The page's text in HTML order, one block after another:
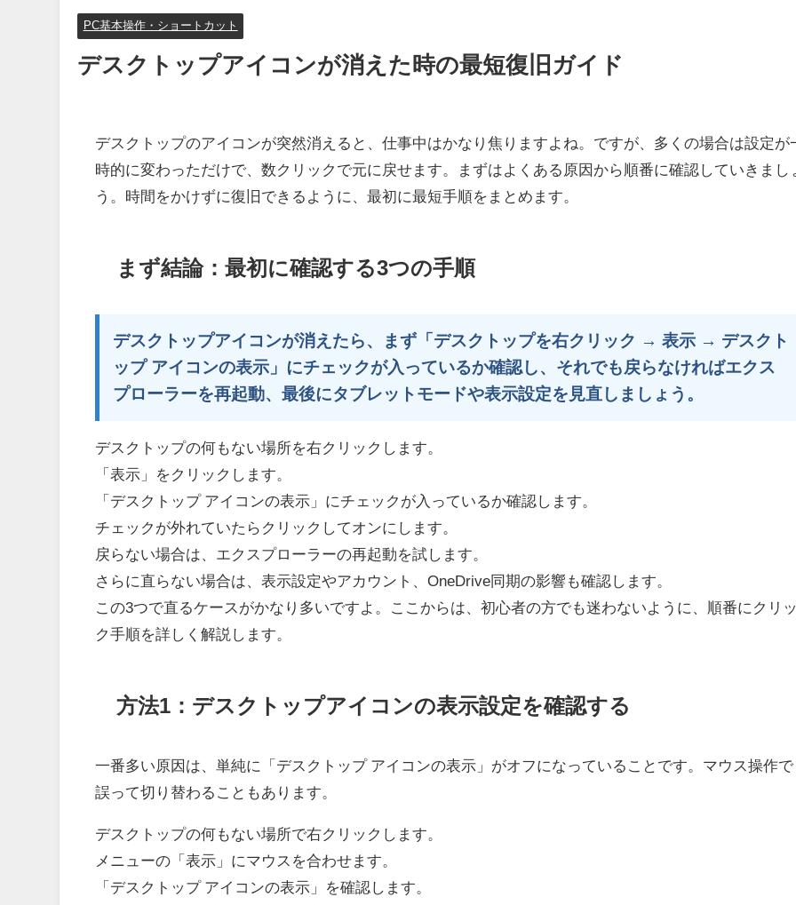
PC基本操作・ショートカット
デスクトップアイコンが消えた時の最短復旧ガイド
デスクトップのアイコンが突然消えると、仕事中はかなり焦りますよね。ですが、多くの場合は設定が
時的に変わっただけで、数クリックで元に戻せます。まずはよくある原因から順番に確認していきまし
う。時間をかけずに復旧できるように、最初に最短手順をまとめます。
まず結論：最初に確認する3つの手順
デスクトップアイコンが消えたら、まず「デスクトップを右クリック → 表示 → デスクト
ップ アイコンの表示」にチェックが入っているか確認し、それでも戻らなければエクス
プローラーを再起動、最後にタブレットモードや表示設定を見直しましょう。
デスクトップの何もない場所を右クリックします。
「表示」をクリックします。
「デスクトップ アイコンの表示」にチェックが入っているか確認します。
チェックが外れていたらクリックしてオンにします。
戻らない場合は、エクスプローラーの再起動を試します。
さらに直らない場合は、表示設定やアカウント、OneDrive同期の影響も確認します。
この3つで直るケースがかなり多いですよ。ここからは、初心者の方でも迷わないように、順番にクリ
ク手順を詳しく解説します。
方法1：デスクトップアイコンの表示設定を確認する
一番多い原因は、単純に「デスクトップ アイコンの表示」がオフになっていることです。マウス操作で
誤って切り替わることもあります。
デスクトップの何もない場所で右クリックします。
メニューの「表示」にマウスを合わせます。
「デスクトップ アイコンの表示」を確認します。